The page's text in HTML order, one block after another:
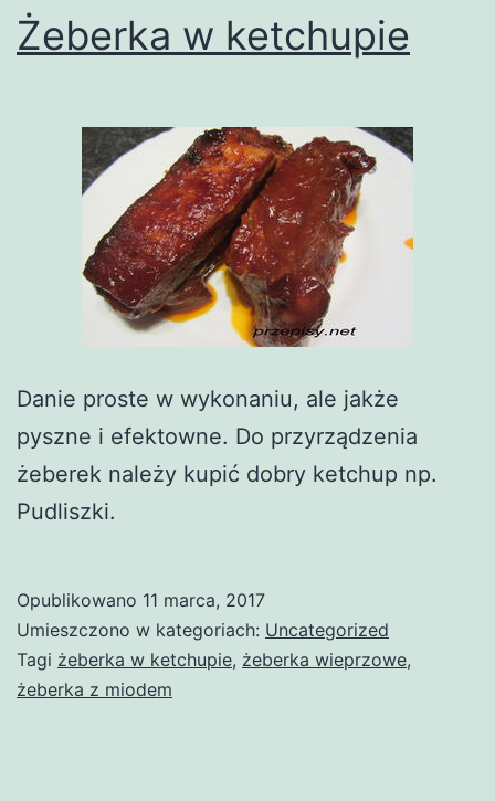
Żeberka w ketchupie
Danie proste w wykonaniu, ale jakże
pyszne i efektowne. Do przyrządzenia
żeberek należy kupić dobry ketchup np.
Pudliszki.
Opublikowano 11 marca, 2017
Umieszczono w kategoriach: Uncategorized
Tagi żeberka w ketchupie, żeberka wieprzowe,
żeberka z miodem